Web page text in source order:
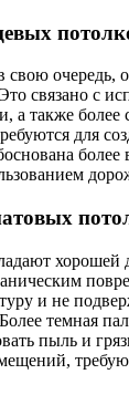
свою очередь,
связано с
а также
для
хорошей
и не
темная
пыль и